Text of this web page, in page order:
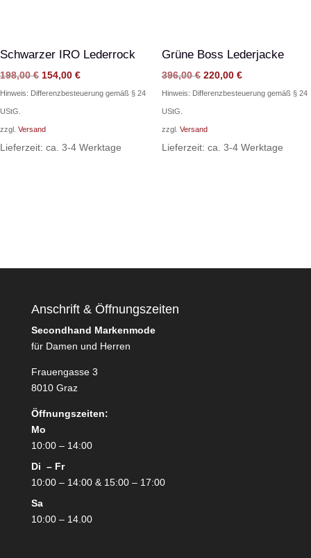
Schwarzer IRO Lederrock
198,00€ Ursprünglicher
Preis
198,00 €
154,00 €Aktueller
Preis
Hinweis: Differenzbesteuerung gemäß § 24
UStG.
zzgl. Versand
Lieferzeit: ca. 3-4 Werktage
Grüne Boss Lederjacke
396,00€ Ursprünglicher
Preis
396,00 €
220,00 €Aktueller
Preis
Hinweis: Differenzbesteuerung gemäß § 24
UStG.
zzgl. Versand
Lieferzeit: ca. 3-4 Werktage
Anschrift & Öffnungszeiten
Secondhand Markenmode
für Damen und Herren
Frauengasse 3
8010 Graz
Öffnungszeiten:
Mo
10:00 – 14:00
Di – Fr
10:00 – 14:00 & 15:00 – 17:00
Sa
10:00 – 14.00